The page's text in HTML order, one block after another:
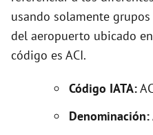
usando solamente
del aeropuerto ubicado
código es ACI.
Código IATA:
Denominación: